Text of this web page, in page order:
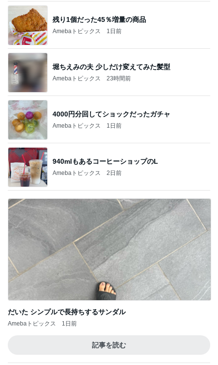
残り1個だった45％増量の商品
Amebaトピックス 1日前
堀ちえみの夫 少しだけ変えてみた髪型
Amebaトピックス 23時間前
4000円分回してショックだったガチャ
Amebaトピックス 1日前
940mlもあるコーヒーショップのL
Amebaトピックス 2日前
だいた シンプルで長持ちするサンダル
Amebaトピックス 1日前
記事を読む